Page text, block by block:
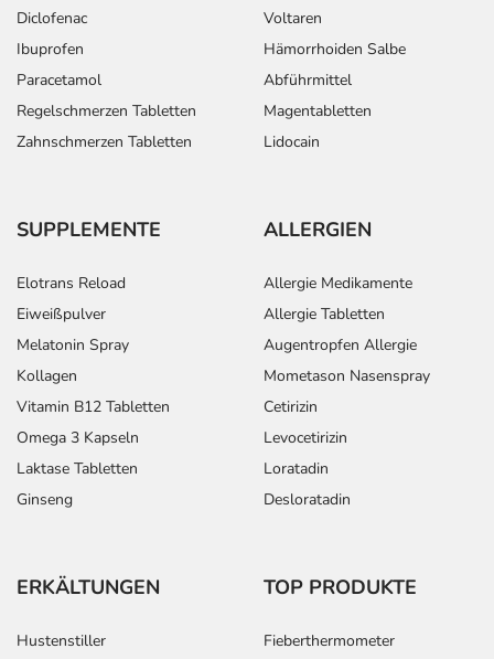
zurückliegt.
Bitte verwenden Sie dieses Arzneimittel nicht mehr nach
dem auf der Packung oder der Umverpackung
sich auf den letzten Tag des angegebenen Monats.
Diclofenac
Ibuprofen
Paracetamol
Regelschmerzen Tabletten
Zahnschmerzen Tabletten
Voltaren
Hämorrhoiden Salbe
Abführmittel
Magentabletten
Lidocain
SUPPLEMENTE
Elotrans Reload
Eiweißpulver
Melatonin Spray
Kollagen
Vitamin B12 Tabletten
Omega 3 Kapseln
Laktase Tabletten
Ginseng
ALLERGIEN
Allergie Medikamente
Allergie Tabletten
Augentropfen Allergie
Mometason Nasenspray
Cetirizin
Levocetirizin
Loratadin
Desloratadin
ERKÄLTUNGEN
Hustenstiller
TOP PRODUKTE
Fieberthermometer